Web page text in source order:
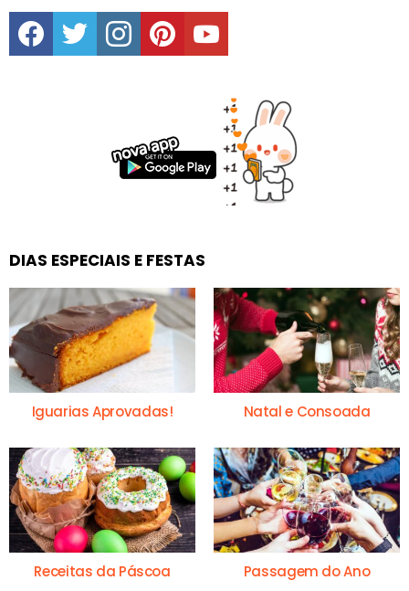
facebooktwitter instagrampinterestyoutube
DIAS ESPECIAIS E FESTAS
Iguarias Aprovadas! Natal e Consoada
Receitas da Páscoa Passagem do Ano